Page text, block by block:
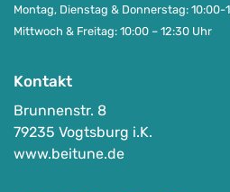
Montag, Dienstag & Donnerstag: 10:00-
Mittwoch & Freitag: 10:00 – 12:30 Uhr
Kontakt
Brunnenstr. 8
79235 Vogtsburg i.K.
www.beitune.de